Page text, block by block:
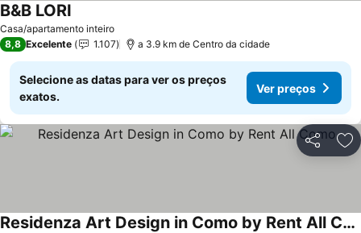
Casa/apartamento inteiro
B&B LORI
8,8 Excelente 1.107 a 3.9 km de Centro da cidade
Selecione as datas para ver os preços
exatos.
Ver preços
Partilhar
Residenza Art Design in Como by Rent All Como